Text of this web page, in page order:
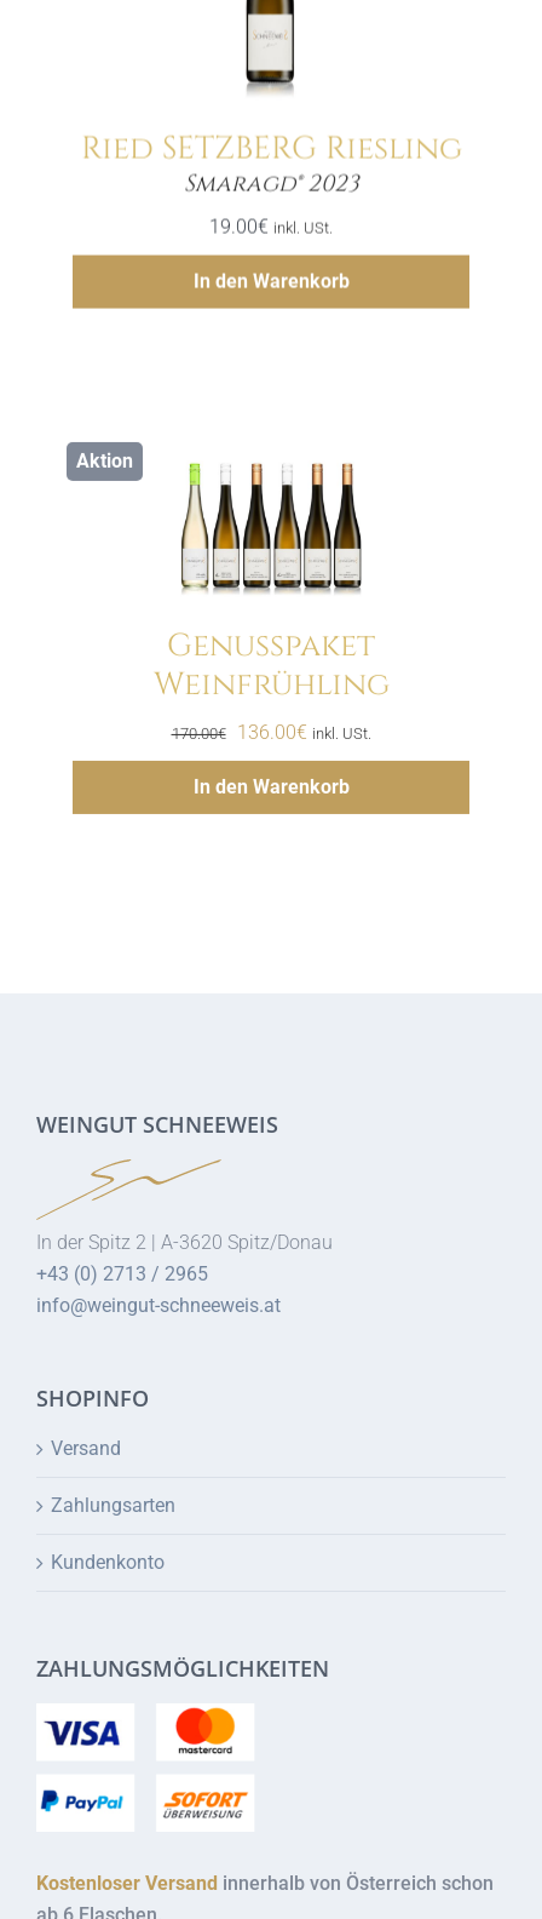
Ried SETZBERG Riesling
Smaragd® 2023
19.00€ inkl. USt.
In den Warenkorb
Menge
Hinzufügen
Aktion
Genusspaket
Weinfrühling
170.00€
Ursprünglicher
Preis
war:
136.00€Aktueller
Preis
ist:
inkl. USt.
In den Warenkorb
Menge
Hinzufügen
WEINGUT SCHNEEWEIS
In der Spitz 2 | A-3620 Spitz/Donau
+43 (0) 2713 / 2965
info@weingut-schneeweis.at
SHOPINFO
Versand
Zahlungsarten
Kundenkonto
ZAHLUNGSMÖGLICHKEITEN
Kostenloser Versand innerhalb von Österreich schon